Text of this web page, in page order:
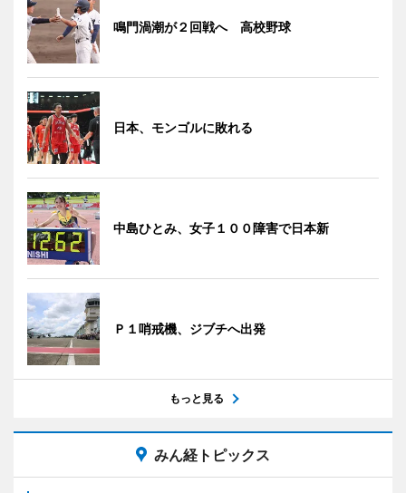
鳴門渦潮が２回戦へ 高校野球
日本、モンゴルに敗れる
中島ひとみ、女子１００障害で日本新
Ｐ１哨戒機、ジブチへ出発
もっと見る
みん経トピックス